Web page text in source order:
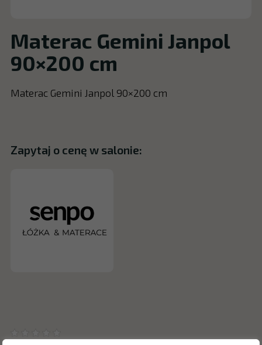
Materac Gemini Janpol
90×200 cm
Materac Gemini Janpol 90×200 cm
Zapytaj o cenę w salonie: